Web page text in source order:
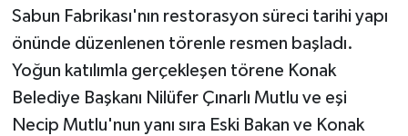
Sabun Fabrikası'nın restorasyon süreci tarihi yapı
önünde düzenlenen törenle resmen başladı.
Yoğun katılımla gerçekleşen törene Konak
Belediye Başkanı Nilüfer Çınarlı Mutlu ve eşi
Necip Mutlu'nun yanı sıra Eski Bakan ve Konak